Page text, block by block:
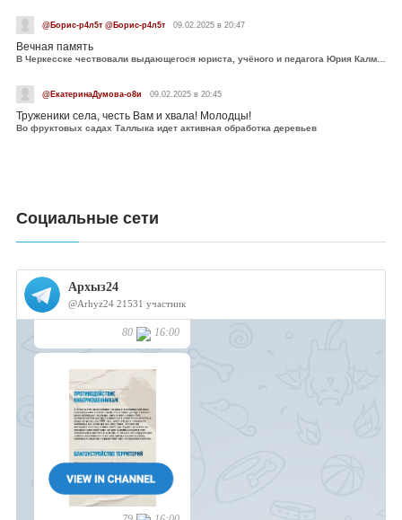
@Борис-р4л5т @Борис-р4л5т 09.02.2025 в 20:47
Вечная память
В Черкесске чествовали выдающегося юриста, учёного и педагога Юрия Калмыкова
@ЕкатеринаДумова-о8и 09.02.2025 в 20:45
Труженики села, честь Вам и хвала! Молодцы!
Во фруктовых садах Таллыка идет активная обработка деревьев
Социальные сети